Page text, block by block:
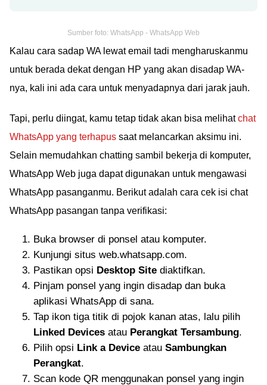
Sumber foto: WhatsApp - WhatsApp Web
Kalau cara sadap WA lewat email tadi mengharuskanmu
untuk berada dekat dengan HP yang akan disadap WA-
nya, kali ini ada cara untuk menyadapnya dari jarak jauh.
Tapi, perlu diingat, kamu tetap tidak akan bisa melihatchat
WhatsApp yang terhapus saat melancarkan aksimu ini.
Selain memudahkan chatting sambil bekerja di komputer,
WhatsApp Web juga dapat digunakan untuk mengawasi
WhatsApp pasanganmu. Berikut adalah cara cek isi chat
WhatsApp pasangan tanpa verifikasi:
Buka browser di ponsel atau komputer.
Kunjungi situs web.whatsapp.com.
Pastikan opsi Desktop Site diaktifkan.
Pinjam ponsel yang ingin disadap dan buka
aplikasi WhatsApp di sana.
Tap ikon tiga titik di pojok kanan atas, lalu pilih
Linked Devices atau Perangkat Tersambung.
Pilih opsi Link a Device atau Sambungkan
Perangkat.
Scan kode QR menggunakan ponsel yang ingin